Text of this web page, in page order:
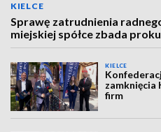
KIELCE
Sprawę zatrudnienia
miejskiej spółce zbada
KIELCE
zamknięcia
firm